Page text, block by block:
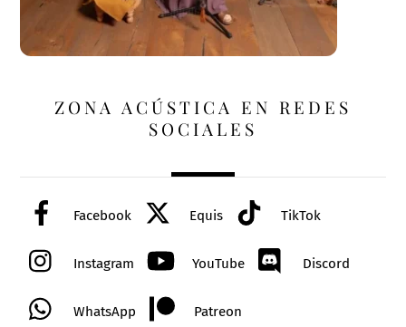
ZONA ACÚSTICA EN REDES
SOCIALES
Facebook Equis TikTok
Instagram YouTube Discord
WhatsApp Patreon